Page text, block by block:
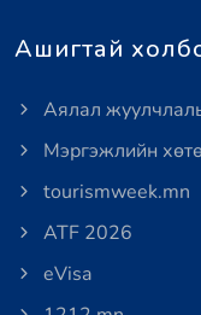
Ашигтай
Аялал
Мэргэжлийн
tourismweek.mn
ATF 2026
eVisa